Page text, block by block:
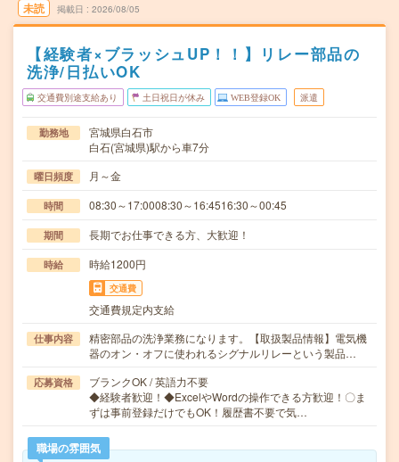
未読 掲載日 2026/08/05
【経験者×ブラッシュUP！！】リレー部品の
洗浄/日払いOK
交通費別途支給あり 土日祝日が休み WEB登録OK 派遣
勤務地
宮城県白石市
白石(宮城県)駅から車7分
曜日頻度 月～金
時間 08:30～17:0008:30～16:4516:30～00:45
期間 長期でお仕事できる方、大歓迎！
時給 時給1200円
交通費
交通費規定内支給
仕事内容
精密部品の洗浄業務になります。【取扱製品情報】電気機
器のオン・オフに使われるシグナルリレーという製品…
応募資格
ブランクOK / 英語力不要
◆経験者歓迎！◆ExcelやWordの操作できる方歓迎！〇ま
ずは事前登録だけでもOK！履歴書不要で気…
職場の雰囲気